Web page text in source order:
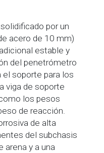
por un
acero de 10 mm)
estable y
del penetrómetro
el soporte para los
viga de soporte
los pesos
de reacción.
de alta
del subchasis
arena y a una